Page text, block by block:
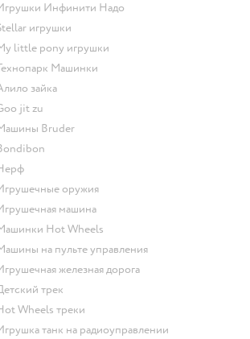
Игрушки Инфинити Надо
Stellar игрушки
my little pony игрушки
Технопарк Машинки
Алило зайка
Goo jit zu
Машины Bruder
Bondibon
Нерф
Игрушечные оружия
Игрушечная машина
Машинки Hot Wheels
Машины на пульте управления
Игрушечная железная дорога
Детский трек
Hot Wheels треки
Игрушка танк на радиоуправлении